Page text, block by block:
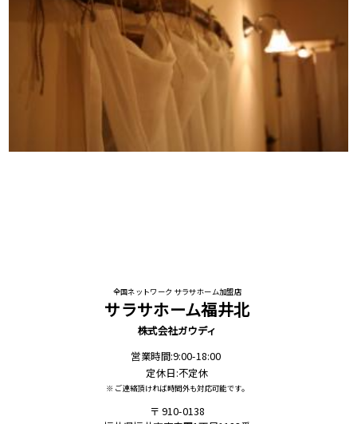
全国ネットワーク サラサホーム加盟店
サラサホーム福井北
株式会社ガウディ
営業時間:9:00-18:00
定休日:不定休
※ ご連絡頂ければ時間外も対応可能です。
910-0138